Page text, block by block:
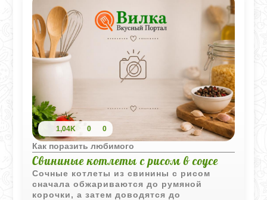
1,04K 0 0
Как поразить любимого
Свининые котлеты с рисом в соусе
Сочные котлеты из свинины с рисом
сначала обжариваются до румяной
корочки, а затем доводятся до